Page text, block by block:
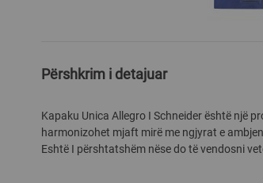
the
beginning
the
images
gallery
Përshkrim i detajuar
Kapaku Unica Allegro I Schneider është një
harmonizohet mjaft mirë me ngjyrat e
Eshtë I përshtatshëm nëse do të vendosni